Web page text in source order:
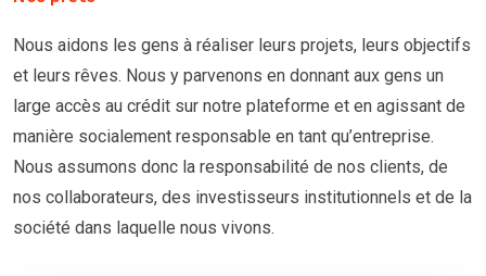
Nous aidons les gens à réaliser leurs projets, leurs objectifs
et leurs rêves. Nous y parvenons en donnant aux gens un
large accès au crédit sur notre plateforme et en agissant de
manière socialement responsable en tant qu’entreprise.
Nous assumons donc la responsabilité de nos clients, de
nos collaborateurs, des investisseurs institutionnels et de la
société dans laquelle nous vivons.